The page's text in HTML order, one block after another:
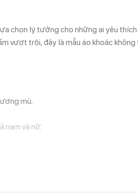
chọn lý tưởng cho những ai yêu
vượt trội, đây là mẫu áo khoác
mù.
nam và nữ.